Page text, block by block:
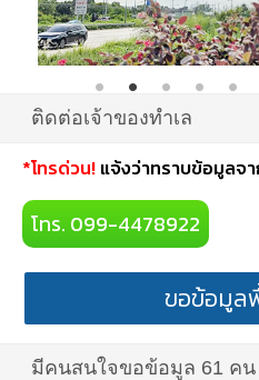
ติดต่อเจ้าของทำเล
*โทรด่วน! แจ้งว่าทราบข้อมูลจ
โทร. 099-4478922
ขอข้อมูล
มีคนสนใจขอข้อมูล 61 คน